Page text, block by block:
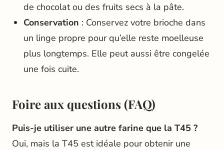
de chocolat ou des fruits secs à la pâte.
Conservation : Conservez votre brioche dans
un linge propre pour qu’elle reste moelleuse
plus longtemps. Elle peut aussi être congelée
une fois cuite.
Foire aux questions (FAQ)
Puis-je utiliser une autre farine que la T45 ?
Oui, mais la T45 est idéale pour obtenir une